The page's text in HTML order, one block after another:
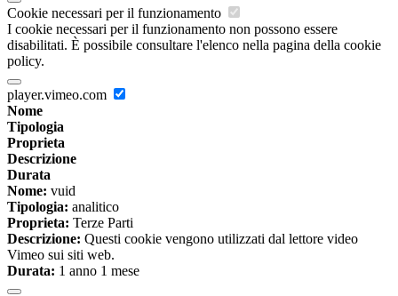
Cookie necessari per il funzionamento
I cookie necessari per il funzionamento non possono essere
disabilitati. È possibile consultare l'elenco nella pagina della cookie
policy.
player.vimeo.com
Nome
Tipologia
Proprieta
Descrizione
Durata
Nome: vuid
Tipologia: analitico
Proprieta: Terze Parti
Descrizione: Questi cookie vengono utilizzati dal lettore video
Vimeo sui siti web.
Durata: 1 anno 1 mese